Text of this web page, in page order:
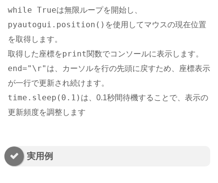
while Trueは無限ループを開始し、
pyautogui.position() を使用してマウスの現在位置
を取得します。
取得した座標をprint関数でコンソールに表示します。
end="\r" は、カーソルを行の先頭に戻すため、座標表示
が一行で更新され続けます。
time.sleep(0.1) は、0.1秒間待機することで、表示の
更新頻度を調整します
実用例